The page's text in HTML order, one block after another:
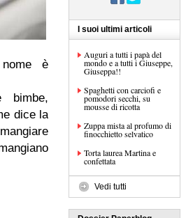
è
bimbe,
dice la
I suoi ultimi articoli
Auguri a tutti i papà del
mondo e a tutti i Giuseppe,
Giuseppa!!
Spaghetti con carciofi e
pomodori secchi, su
mousse di ricotta
Zuppa mista al profumo di
finocchietto selvatico
Torta laurea Martina e
confettata
Vedi tutti